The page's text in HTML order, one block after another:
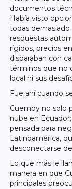
documentos
Había visto
todas demasiado
respuestas
rígidos, precios
disparaban con
términos que no
local ni sus
Fue ahí cuando
Cuemby no solo
nube en
pensada para
Latinoamérica,
desconectarse
Lo que más le
manera en que
principales